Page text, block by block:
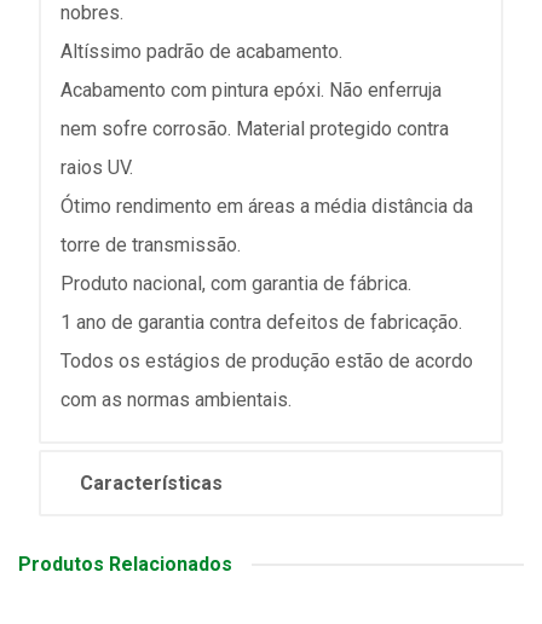
nobres.
Altíssimo padrão de acabamento.
Acabamento com pintura epóxi. Não enferruja
nem sofre corrosão. Material protegido contra
raios UV.
Ótimo rendimento em áreas a média distância da
torre de transmissão.
Produto nacional, com garantia de fábrica.
1 ano de garantia contra defeitos de fabricação.
Todos os estágios de produção estão de acordo
com as normas ambientais.
Características
Produtos Relacionados